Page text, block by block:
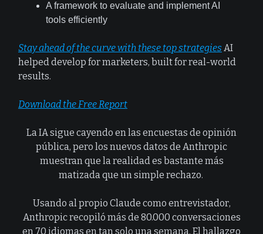
A framework to evaluate and implement AI
tools efficiently
Stay ahead of the curve with these top strategies AI
helped develop for marketers, built for real-world
results.
Download the Free Report
La IA sigue cayendo en las encuestas de opinión
pública, pero los nuevos datos de Anthropic
muestran que la realidad es bastante más
matizada que un simple rechazo.
Usando al propio Claude como entrevistador,
Anthropic recopiló más de 80.000 conversaciones
en 70 idiomas en tan solo una semana. El hallazgo